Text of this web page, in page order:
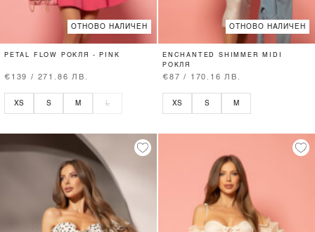
ОТНОВО НАЛИЧЕН
PETAL FLOW РОКЛЯ - PINK
€139 / 271.86 ЛВ.
XS S M L
ОТНОВО НАЛИЧЕН
ENCHANTED SHIMMER MIDI
РОКЛЯ
€87 / 170.16 ЛВ.
XS S M